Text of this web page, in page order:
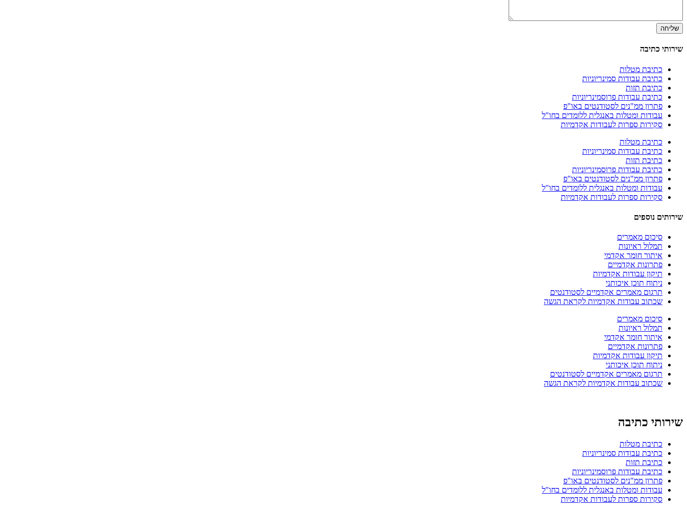
שירותי כתיבה
כתיבת מטלות
כתיבת עבודות סמינריוניות
כתיבת תזות
כתיבת עבודות פרוסמינריוניות
פתרון ממ"נים לסטודנטים באו"פ
עבודות ומטלות באנגלית ללומדים בחו"ל
סקירות ספרות לעבודות אקדמיות
כתיבת מטלות
כתיבת עבודות סמינריוניות
כתיבת תזות
כתיבת עבודות פרוסמינריוניות
פתרון ממ"נים לסטודנטים באו"פ
עבודות ומטלות באנגלית ללומדים בחו"ל
סקירות ספרות לעבודות אקדמיות
שירותים נוספים
סיכום מאמרים
תמלול ראיונות
איתור חומר אקדמי
פתרונות אקדמיים
תיקון עבודות אקדמיות
ניתוח תוכן איכותני
תרגום מאמרים אקדמיים לסטודנטים
שכתוב עבודות אקדמיות לקראת הגשה
סיכום מאמרים
תמלול ראיונות
איתור חומר אקדמי
פתרונות אקדמיים
תיקון עבודות אקדמיות
ניתוח תוכן איכותני
תרגום מאמרים אקדמיים לסטודנטים
שכתוב עבודות אקדמיות לקראת הגשה
שירותי כתיבה
כתיבת מטלות
כתיבת עבודות סמינריוניות
כתיבת תזות
כתיבת עבודות פרוסמינריוניות
פתרון ממ"נים לסטודנטים באו"פ
עבודות ומטלות באנגלית ללומדים בחו"ל
סקירות ספרות לעבודות אקדמיות